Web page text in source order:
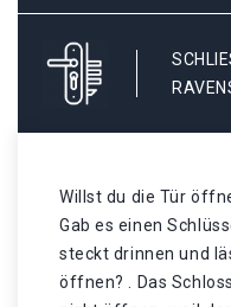
Willst du die Tür
Gab es einen
steckt drinnen und
öffnen? . Das